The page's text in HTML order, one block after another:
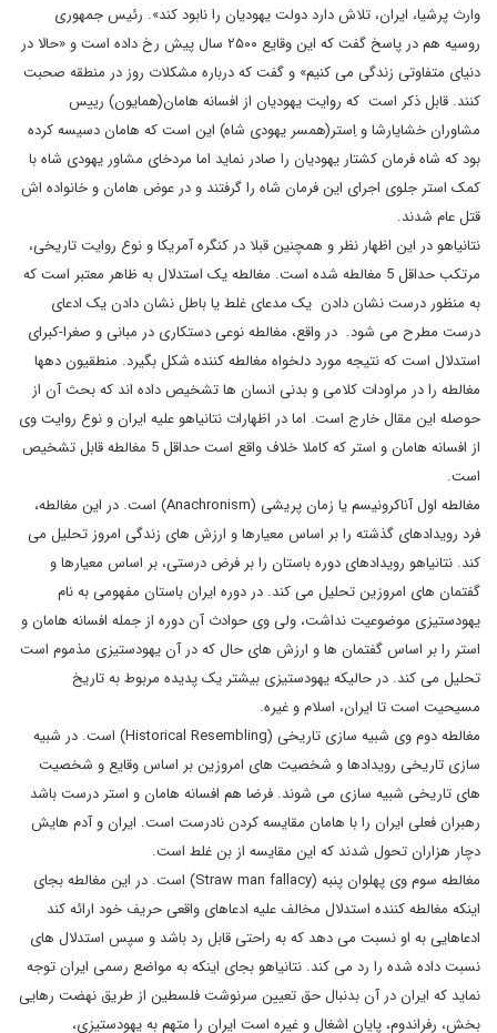
وارث پرشیا، ایران، تلاش دارد دولت یهودیان را نابود کند». رئیس جمهوری
روسیه هم در پاسخ گفت که این وقایع ۲۵۰۰ سال پیش رخ داده است و «حالا در
دنیای متفاوتی زندگی می کنیم» و گفت که درباره مشکلات روز در منطقه صحبت
کنند. قابل ذکر است که روایت یهودیان از افسانه هامان(همایون) رییس
مشاوران خشایارشا و اِستر(همسر یهودی شاه) این است که هامان دسیسه کرده
بود که شاه فرمان کشتار یهودیان را صادر نماید اما مردخای مشاور یهودی شاه با
کمک استر جلوی اجرای این فرمان شاه را گرفتند و در عوض هامان و خانواده اش
قتل عام شدند.
نتانیاهو در این اظهار نظر و همچنین قبلا در کنگره آمریکا و نوع روایت تاریخی،
مرتکب حداقل 5 مغالطه شده است. مغالطه یک استدلال به ظاهر معتبر است که
به منظور درست نشان دادن یک مدعای غلط یا باطل نشان دادن یک ادعای
درست مطرح می شود. در واقع، مغالطه نوعی دستکاری در مبانی و صغرا-کبرای
استدلال است که نتیجه مورد دلخواه مغالطه کننده شکل بگیرد. منطقیون دهها
مغالطه را در مراودات کلامی و بدنی انسان ها تشخیص داده اند که بحث آن از
حوصله این مقال خارج است. اما در اظهارات نتانیاهو علیه ایران و نوع روایت وی
از افسانه هامان و استر که کاملا خلاف واقع است حداقل 5 مغالطه قابل تشخیص
است.
مغالطه اول آناکرونیسم یا زمان پریشی (Anachronism) است. در این مغالطه،
فرد رویدادهای گذشته را بر اساس معیارها و ارزش های زندگی امروز تحلیل می
کند. نتانیاهو رویدادهای دوره باستان را بر فرض درستی، بر اساس معیارها و
گفتمان های امروزین تحلیل می کند. در دوره ایران باستان مفهومی به نام
یهودستیزی موضوعیت نداشت، ولی وی حوادث آن دوره از جمله افسانه هامان و
استر را بر اساس گفتمان ها و ارزش های حال که در آن یهودستیزی مذموم است
تحلیل می کند. در حالیکه یهودستیزی بیشتر یک پدیده مربوط به تاریخ
مسیحیت است تا ایران، اسلام و غیره.
مغالطه دوم وی شبیه سازی تاریخی (Historical Resembling) است. در شبیه
سازی تاریخی رویدادها و شخصیت های امروزین بر اساس وقایع و شخصیت
های تاریخی شبیه سازی می شوند. فرضا هم افسانه هامان و استر درست باشد
رهبران فعلی ایران را با هامان مقایسه کردن نادرست است. ایران و آدم هایش
دچار هزاران تحول شدند که این مقایسه از بن غلط است.
مغالطه سوم وی پهلوان پنبه (Straw man fallacy) است. در این مغالطه بجای
اینکه مغالطه کننده استدلال مخالف علیه ادعاهای واقعی حریف خود ارائه کند
ادعاهایی به او نسبت می دهد که به راحتی قابل رد باشد و سپس استدلال های
نسبت داده شده را رد می کند. نتانیاهو بجای اینکه به مواضع رسمی ایران توجه
نماید که ایران در آن بدنبال حق تعیین سرنوشت فلسطین از طریق نهضت رهایی
بخش، رفراندوم، پایان اشغال و غیره است ایران را متهم به یهودستیزی،